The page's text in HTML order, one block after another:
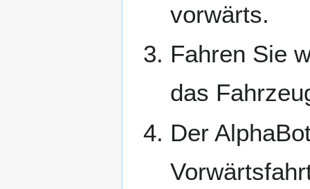
vorwärts.
Fahren Sie
das
Der